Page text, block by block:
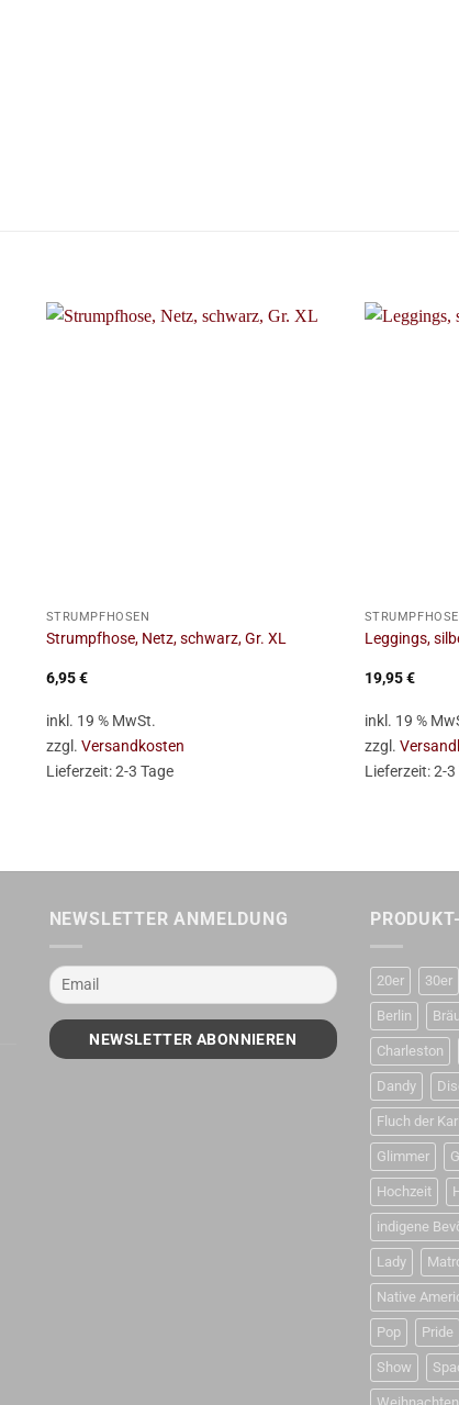
STRUMPFHOSEN
Strumpfhose, Netz, schwarz, Gr. XL
6,95€
inkl. 19 % MwSt.
zzgl. Versandkosten
Lieferzeit:2-3 Tage
Leggings,
19,95€
inkl. 19 %
zzgl.
Lieferzeit:2-3
NEWSLETTER ANMELDUNG
20er 30er
Berlin
Charleston
Dandy
Fluch der
Glimmer
Hochzeit
indigene
Lady
Native
Pop Pride
Show